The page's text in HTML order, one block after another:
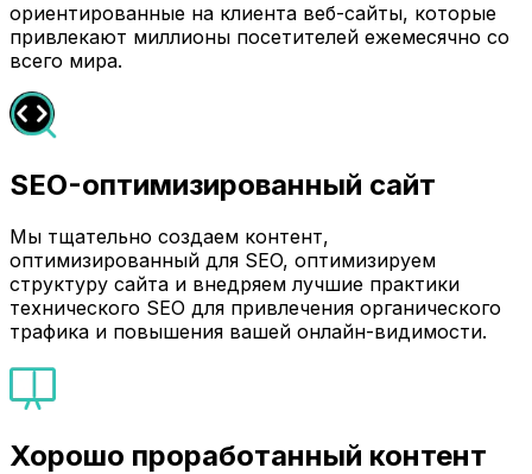
ориентированные на клиента веб-сайты, которые
привлекают миллионы посетителей ежемесячно со
всего мира.
SEO-оптимизированный сайт
Мы тщательно создаем контент,
оптимизированный для SEO, оптимизируем
структуру сайта и внедряем лучшие практики
технического SEO для привлечения органического
трафика и повышения вашей онлайн-видимости.
Хорошо проработанный контент